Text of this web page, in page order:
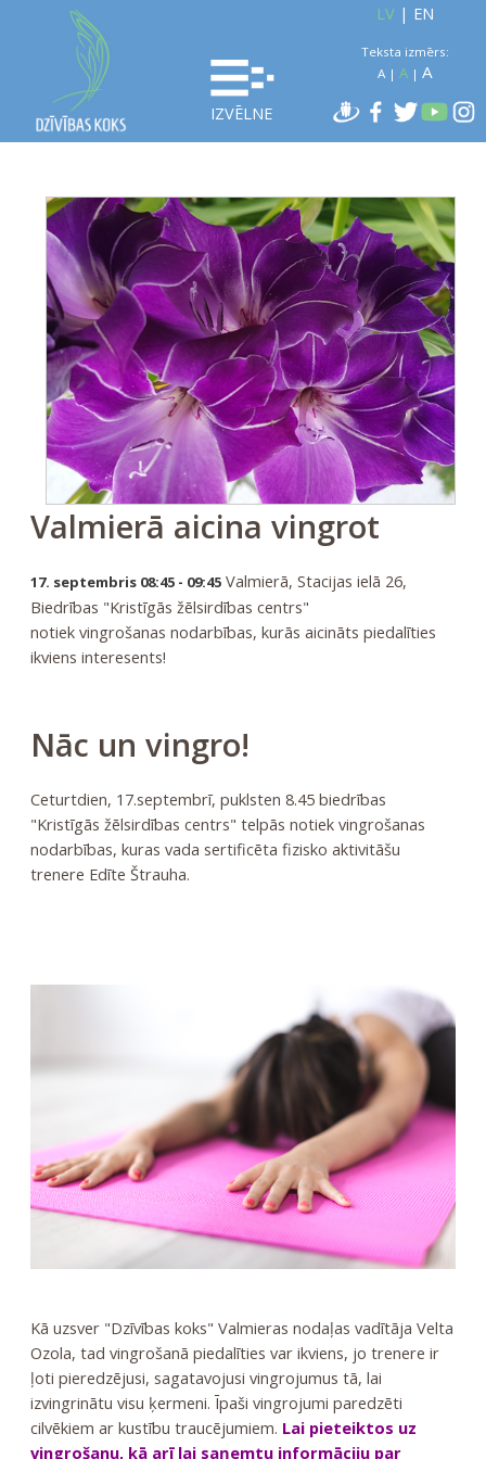
IZVĒLNE
LV| EN
Teksta izmērs:
A| A| A
Valmierā aicina vingrot
17. septembris 08:45 - 09:45Valmierā, Stacijas ielā 26,
Biedrības "Kristīgās žēlsirdības centrs"
notiek vingrošanas nodarbības, kurās aicināts piedalīties
ikviens interesents!
Nāc un vingro!
Ceturtdien, 17.septembrī, puklsten 8.45 biedrības
"Kristīgās žēlsirdības centrs" telpās notiek vingrošanas
nodarbības, kuras vada sertificēta fizisko aktivitāšu
trenere Edīte Štrauha.
Kā uzsver "Dzīvības koks" Valmieras nodaļas vadītāja Velta
Ozola, tad vingrošanā piedalīties var ikviens, jo trenere ir
ļoti pieredzējusi, sagatavojusi vingrojumus tā, lai
izvingrinātu visu ķermeni. Īpaši vingrojumi paredzēti
cilvēkiem ar kustību traucējumiem. Lai pieteiktos uz
vingrošanu, kā arī lai saņemtu informāciju par